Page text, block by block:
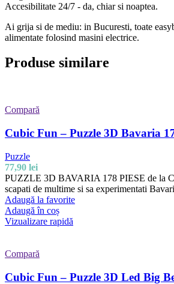
Accesibilitate 24/7 - da, chiar si noaptea.
Ai grija si de mediu: in Bucuresti, toate
alimentate folosind masini electrice.
Produse similare
Compară
Cubic Fun – Puzzle 3D Bavaria
Puzzle
77,90 lei
PUZZLE 3D BAVARIA 178 PIESE de la
scapati de multime si sa experimentati
Adaugă la favorite
Adaugă în coș
Vizualizare rapidă
Compară
Cubic Fun – Puzzle 3D Led Big